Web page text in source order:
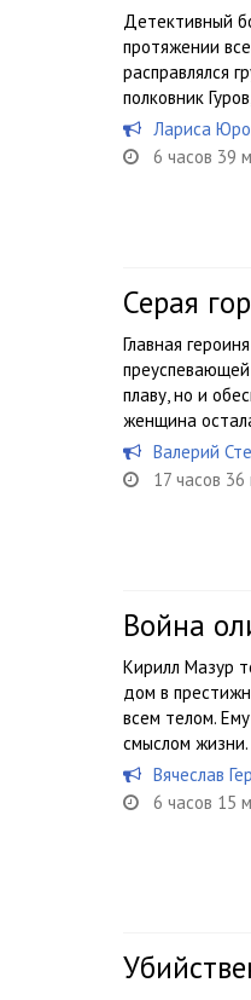
Детективный
протяжении
расправлялся
полковник
Лариса
6 часов 39
Серая
Главная
плаву, но и
женщина
Валерий
17 часов 36
Война
Кирилл Мазур
дом в
всем телом.
смыслом
Вячеслав
6 часов 15